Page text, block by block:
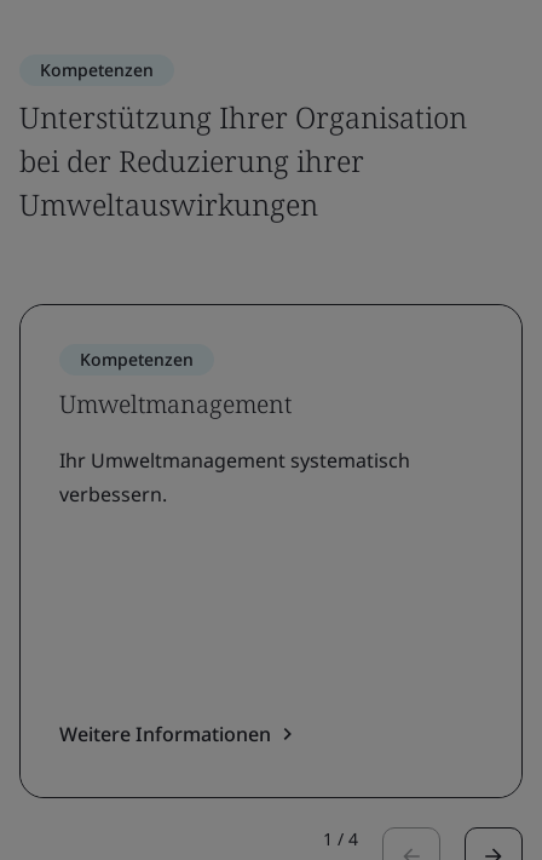
Kompetenzen
Unterstützung Ihrer Organisation
bei der Reduzierung ihrer
Umweltauswirkungen
Kompetenzen
Umweltmanagement
Ihr Umweltmanagement systematisch
verbessern.
Weitere Informationen
1 / 4